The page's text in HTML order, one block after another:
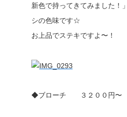
新色で持ってきてみました！
シの色味です☆
お上品でステキですよ〜！
◆ブローチ ３２００円〜